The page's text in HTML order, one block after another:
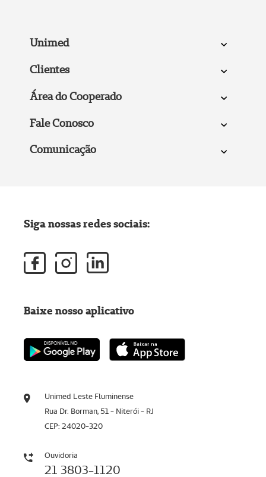
Unimed
Clientes
Área do Cooperado
Fale Conosco
Comunicação
Unimed Leste Fluminense
Rua Dr. Borman, 51 - Niterói - RJ
CEP: 24020-320
Ouvidoria
21 3803-1120
Siga nossas redes sociais:
Baixe nosso aplicativo